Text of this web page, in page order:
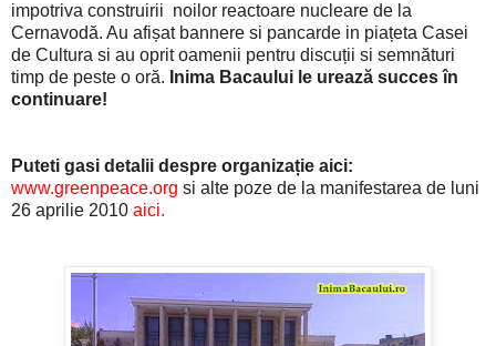
impotriva construirii noilor reactoare nucleare de la
Cernavodă. Au afișat bannere si pancarde in piațeta Casei
de Cultura si au oprit oamenii pentru discuții si semnături
timp de peste o oră. Inima Bacaului le urează succes în
continuare!
Puteti gasi detalii despre organizație aici:
www.greenpeace.org si alte poze de la manifestarea de luni
26 aprilie 2010 aici.